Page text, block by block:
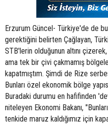
Erzurum Güncel- Türkiye'de de
gerektiğini belirten Çağlayan,
STB'lerin olduğunun altını
ama tek bir çivi çakmamış
kapatmıştım. Şimdi de Rize
Bunları özel ekonomik bölge
Buradaki durumu en hafifinden
niteleyen Ekonomi Bakanı,
tenkide maruz kaldığımız için